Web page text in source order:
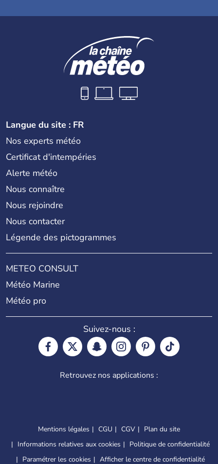
Langue du site : FR
Nos experts météo
Certificat d'intempéries
Alerte météo
Nous connaître
Nous rejoindre
Nous contacter
Légende des pictogrammes
METEO CONSULT
Météo Marine
Météo pro
Suivez-nous :
Retrouvez nos applications :
Mentions légales CGU CGV
Plan du site
Informations relatives aux cookies
Politique de confidentialité
Paramétrer les cookies
Afficher le centre de confidentialité